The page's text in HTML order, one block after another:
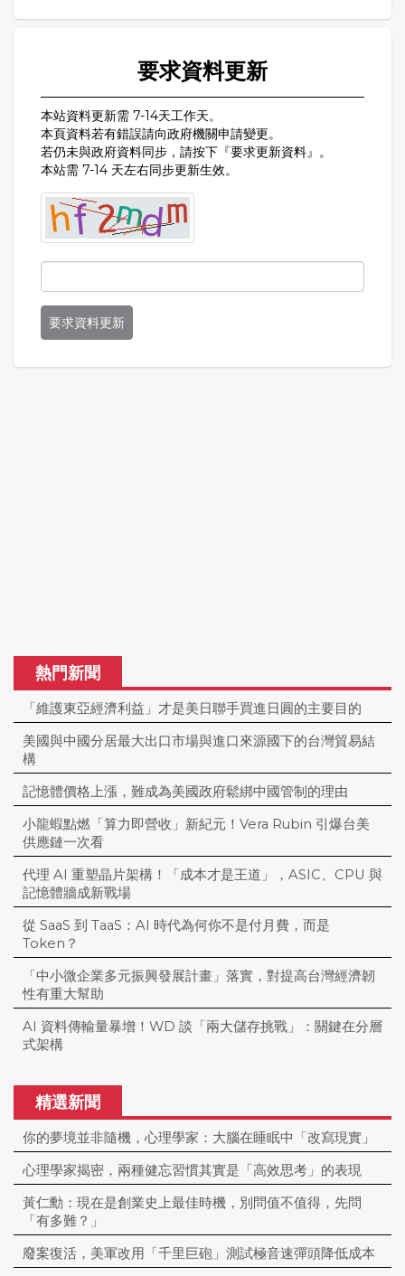
要求資料更新
本站資料更新需 7-14天工作天。
本頁資料若有錯誤請向政府機關申請變更。
若仍未與政府資料同步，請按下『要求更新資料』。
本站需 7-14 天左右同步更新生效。
要求資料更新
熱門新聞
「維護東亞經濟利益」才是美日聯手買進日圓的主要目的
美國與中國分居最大出口市場與進口來源國下的台灣貿易結
構
記憶體價格上漲，難成為美國政府鬆綁中國管制的理由
小龍蝦點燃「算力即營收」新紀元！Vera Rubin 引爆台美
供應鏈一次看
代理 AI 重塑晶片架構！「成本才是王道」，ASIC、CPU 與
記憶體牆成新戰場
從 SaaS 到 TaaS：AI 時代為何你不是付月費，而是
Token？
「中小微企業多元振興發展計畫」落實，對提高台灣經濟韌
性有重大幫助
AI 資料傳輸量暴增！WD 談「兩大儲存挑戰」：關鍵在分層
式架構
精選新聞
你的夢境並非隨機，心理學家：大腦在睡眠中「改寫現實」
心理學家揭密，兩種健忘習慣其實是「高效思考」的表現
黃仁勳：現在是創業史上最佳時機，別問值不值得，先問
「有多難？」
廢案復活，美軍改用「千里巨砲」測試極音速彈頭降低成本